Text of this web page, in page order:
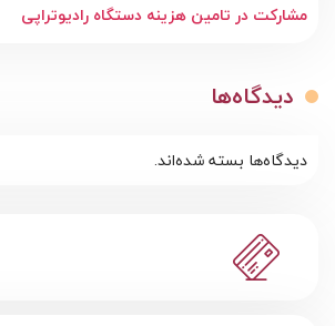
مشارکت در تامین هزینه دستگاه رادیوتراپی
دیدگاه‌ها
دیدگاه‌ها بسته شده‌اند.